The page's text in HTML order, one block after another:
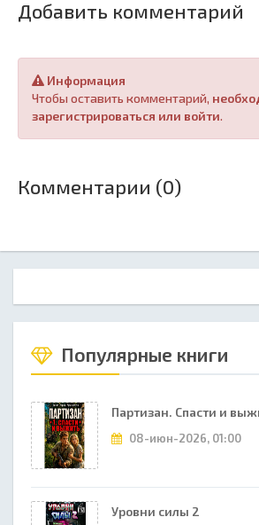
Добавить комментарий
Информация
Чтобы оставить комментарий,
зарегистрироваться или войти.
Комментарии (0)
Популярные книги
Партизан. Спасти и
08-июн-2026, 01:00
Уровни силы 2